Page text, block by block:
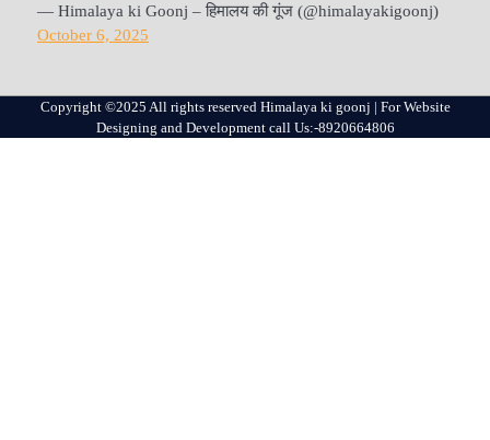
— Himalaya ki Goonj – हिमालय की गूंज (@himalayakigoonj)
October 6, 2025
Copyright ©2025 All rights reserved Himalaya ki goonj | For Website
Designing and Development call Us:-8920664806